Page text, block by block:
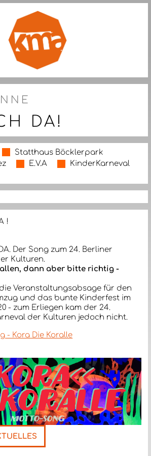
DA!
Statthaus Böcklerpark
E.V.A
KinderKarneval
Der Song zum 24. Berliner
Kulturen.
dann aber bitte richtig -
Veranstaltungsabsage für den
und das bunte Kinderfest im
- zum Erliegen kam der 24.
der Kulturen jedoch nicht.
- Kora Die Koralle